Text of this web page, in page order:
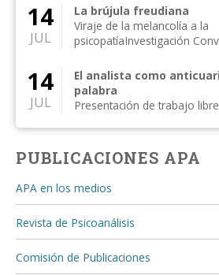
14
JUL
La brújula freudiana
Viraje de la melancolía a la
psicopatíaInvestigación
14
JUL
El analista como
palabra
Presentación de trabajo libre Autor: Kamran
Kijak...
PUBLICACIONES APA
APA en los medios
Revista de Psicoanálisis
Comisión de Publicaciones